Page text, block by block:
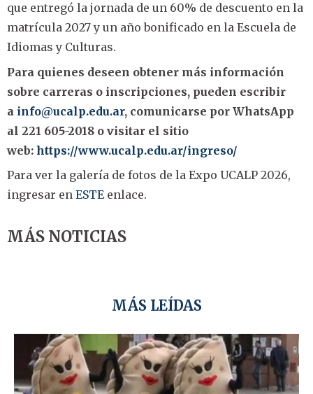
que entregó la jornada de un 60% de descuento en la
matrícula 2027 y un año bonificado en la Escuela de
Idiomas y Culturas.
Para quienes deseen obtener más información
sobre carreras o inscripciones, pueden escribir
a info@ucalp.edu.ar, comunicarse por WhatsApp
al 221 605-2018 o visitar el sitio
web: https://www.ucalp.edu.ar/ingreso/
Para ver la galería de fotos de la Expo UCALP 2026,
ingresar en ESTE enlace.
MÁS NOTICIAS
MÁS LEÍDAS